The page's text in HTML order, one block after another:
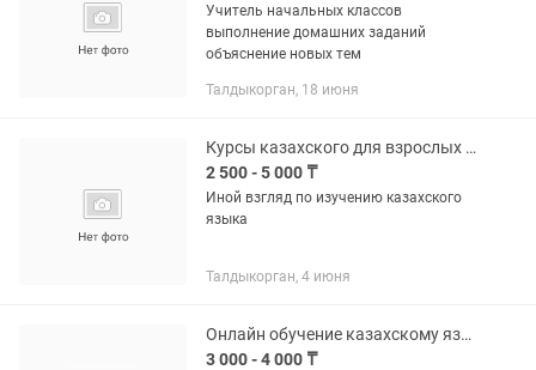
Учитель начальных классов
выполнение домашних заданий
объяснение новых тем
Талдыкорган, 18 июня
Курсы казахского для взрослых и детей. Разговорный казахский за 4 месяца
2 500 - 5 000 ₸
Иной взгляд по изучению казахского
языка
Талдыкорган, 4 июня
Онлайн обучение казахскому языку
3 000 - 4 000 ₸